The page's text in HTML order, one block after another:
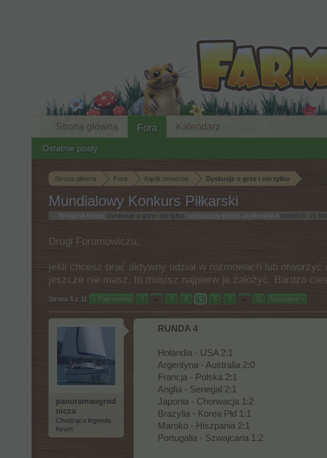
Strona główna Fora Kącik mówców Dyskusje o grze i nie tylko
Mundialowy Konkurs Piłkarski
Temat na forum ' Dyskusje o grze i nie tylko ' rozpoczęty przez użytkownika chris975 21
Drogi Forumowiczu,
jeśli chcesz brać aktywny udział w rozmowach lub
jeszcze nie masz, to musisz najpierw je założyć. Bardzo
Strona 5 z 11 < Poprzednia 1 ← 3 4 5 6 7 → 11 Następna >
panoramaogrod
nicza
Chodząca legenda
forum
RUNDA 4
Holandia - USA 2:1
Argentyna - Australia 2:0
Francja - Polska 2:1
Anglia - Senegal 2:1
Japonia - Chorwacja 1:2
Brazylia - Korea Płd 1:1
Maroko - Hiszpania 2:1
Portugalia - Szwajcaria 1:2
Strona główna Fora
Ostatnie posty
Kalendarz